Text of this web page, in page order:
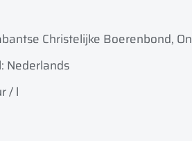
Christelijke Boerenbond,
Nederlands
/ l